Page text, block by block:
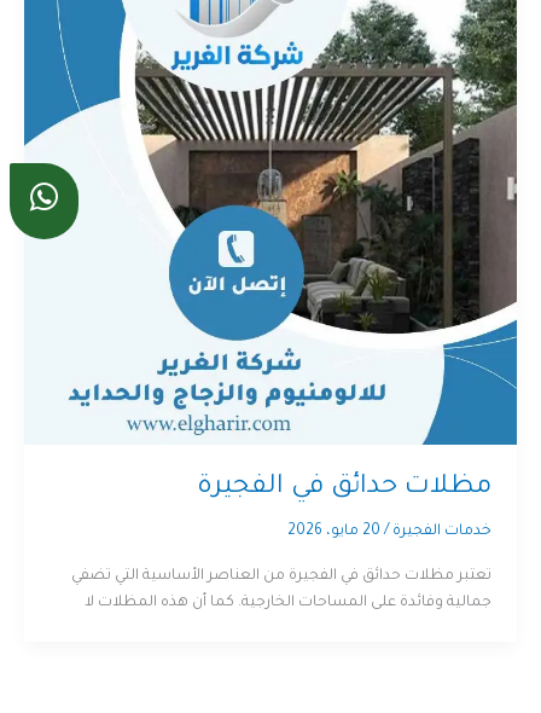
مظلات حدائق في الفجيرة
خدمات الفجيرة / 20 مايو، 2026
تعتبر مظلات حدائق في الفجيرة من العناصر الأساسية التي تضفي
جمالية وفائدة على المساحات الخارجية. كما أن هذه المظلات لا